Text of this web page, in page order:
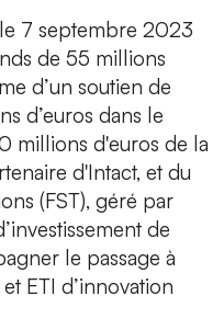
7 septembre 2023
de 55 millions
d’un soutien de
d’euros dans le
millions d'euros de la
d'Intact, et du
(FST), géré par
de
le passage à
ETI d’innovation